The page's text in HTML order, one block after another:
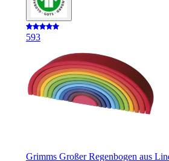
593
Grimms Großer Regenbogen aus